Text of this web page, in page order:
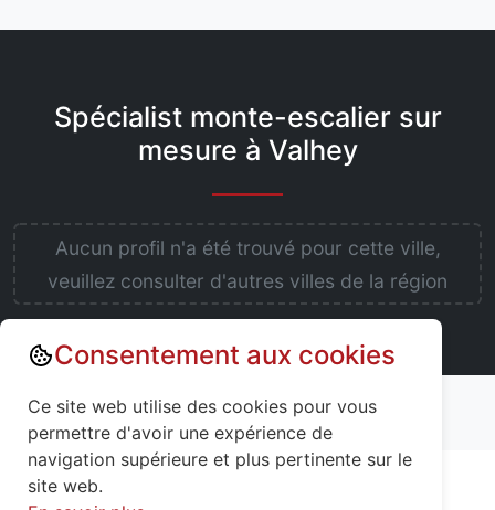
Spécialist monte-escalier sur
mesure à Valhey
Aucun profil n'a été trouvé pour cette ville,
veuillez consulter d'autres villes de la région
Annuaire : Monte escalier
Meurthe-et-Moselle (54)
Valhey (54370)
Consentement aux cookies
Ce site web utilise des cookies pour vous
permettre d'avoir une expérience de
navigation supérieure et plus pertinente sur le
site web.